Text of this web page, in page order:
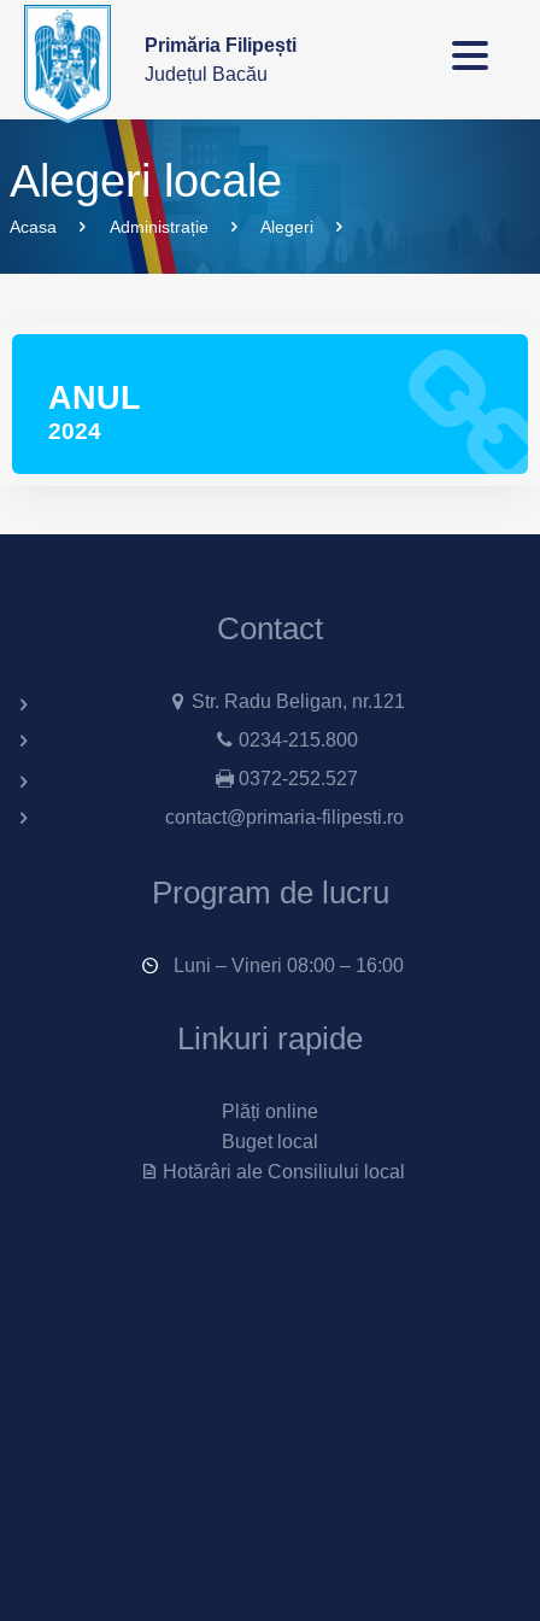
Primăria Filipești
Județul Bacău
Alegeri locale
Acasa Administrație Alegeri
ANUL
2024
Contact
Str. Radu Beligan, nr.121
0234-215.800
0372-252.527
contact@primaria-filipesti.ro
Program de lucru
Luni – Vineri 08:00 – 16:00
Linkuri rapide
Plăți online
Buget local
Hotărâri ale Consiliului local